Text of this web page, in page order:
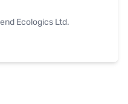
Ecologics Ltd.